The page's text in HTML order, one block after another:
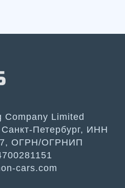
Company Limited
Петербург, ИНН
ОГРН/ОГРНИП
cars.com